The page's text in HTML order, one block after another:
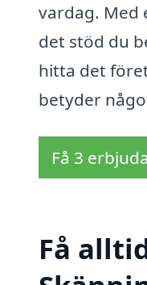
vardag. Med
det stöd du
hitta det
betyder
Få 3
Få